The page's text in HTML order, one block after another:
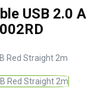
USB 2.0 A